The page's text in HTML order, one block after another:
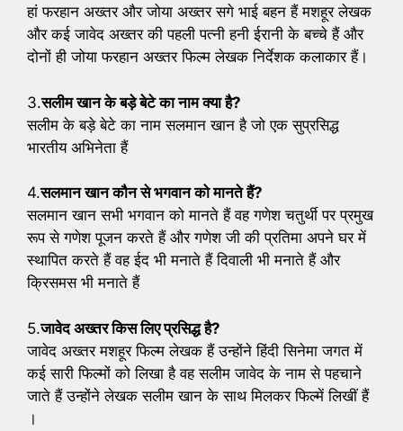
हां फरहान अख्तर और जोया अख्तर सगे भाई बहन हैं मशहूर लेखक
और कई जावेद अख्तर की पहली पत्नी हनी ईरानी के बच्चे हैं और
दोनों ही जोया फरहान अख्तर फिल्म लेखक निर्देशक कलाकार हैं।
3.सलीम खान के बड़े बेटे का नाम क्या है?
सलीम के बड़े बेटे का नाम सलमान खान है जो एक सुप्रसिद्ध
भारतीय अभिनेता हैं
4.सलमान खान कौन से भगवान को मानते हैं?
सलमान खान सभी भगवान को मानते हैं वह गणेश चतुर्थी पर प्रमुख
रूप से गणेश पूजन करते हैं और गणेश जी की प्रतिमा अपने घर में
स्थापित करते हैं वह ईद भी मनाते हैं दिवाली भी मनाते हैं और
क्रिसमस भी मनाते हैं
5.जावेद अख्तर किस लिए प्रसिद्ध है?
जावेद अख्तर मशहूर फिल्म लेखक हैं उन्होंने हिंदी सिनेमा जगत में
कई सारी फिल्मों को लिखा है वह सलीम जावेद के नाम से पहचाने
जाते हैं उन्होंने लेखक सलीम खान के साथ मिलकर फिल्में लिखीं हैं
।